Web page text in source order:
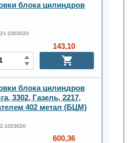
блока цилиндров
1003020
143,10
блока цилиндров
3302, Газель, 2217,
402 метал (БЦМ)
1003020
600,36